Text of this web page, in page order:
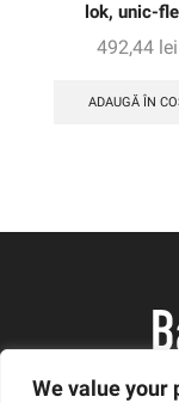
We value your
lok, unic-
492,44 lei
ADAUGĂ ÎN